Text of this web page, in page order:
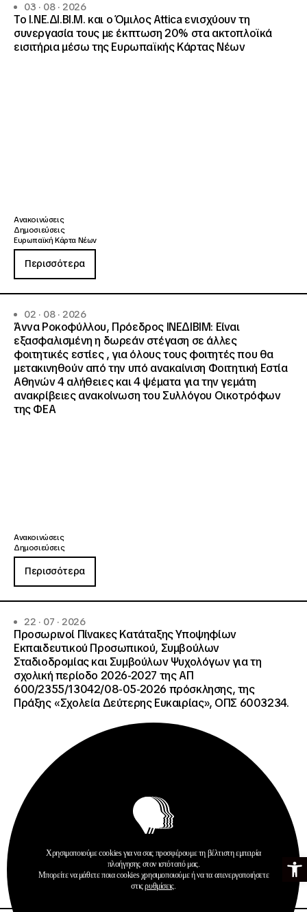
Ανοίξτε
03 · 08 · 2026
Το Ι.ΝΕ.ΔΙ.ΒΙ.Μ. και o Όμιλος Attica ενισχύουν τη
συνεργασία τους με έκπτωση 20% στα ακτοπλοϊκά
εισιτήρια μέσω της Ευρωπαϊκής Κάρτας Νέων
Ανακοινώσεις
Δημοσιεύσεις
Ευρωπαϊκή Κάρτα Νέων
Περισσότερα
02 · 08 · 2026
Άννα Ροκοφύλλου, Πρόεδρος ΙΝΕΔΙΒΙΜ: Είναι
εξασφαλισμένη η δωρεάν στέγαση σε άλλες
φοιτητικές εστίες , για όλους τους φοιτητές που θα
μετακινηθούν από την υπό ανακαίνιση Φοιτητική Εστία
Αθηνών 4 αλήθειες και 4 ψέματα για την γεμάτη
ανακρίβειες ανακοίνωση του Συλλόγου Οικοτρόφων
της ΦΕΑ
Ανακοινώσεις
Δημοσιεύσεις
Περισσότερα
22 · 07 · 2026
Προσωρινοί Πίνακες Κατάταξης Υποψηφίων
Εκπαιδευτικού Προσωπικού, Συμβούλων
Σταδιοδρομίας και Συμβούλων Ψυχολόγων για τη
σχολική περίοδο 2026-2027 της ΑΠ
600/2355/13042/08-05-2026 πρόσκλησης, της
Πράξης «Σχολεία Δεύτερης Ευκαιρίας», ΟΠΣ 6003234.
Σχολεία Δεύτερης Ευκαιρίας
Περισσότερα
Χρησιμοποιούμε cookies για να σας προσφέρουμε τη βέλτιστη εμπειρία
πλοήγησης στον ιστότοπό μας.
Μπορείτε να μάθετε ποια cookies χρησιμοποιούμε ή να τα απενεργοποιήσετε
στιςρυθμίσεις.